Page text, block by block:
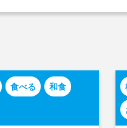
食べる 和食